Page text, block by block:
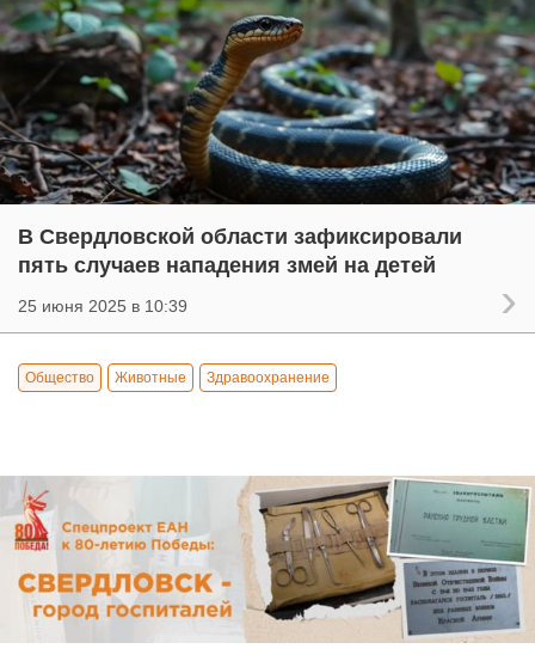
В Свердловской области зафиксировали
пять случаев нападения змей на детей
25 июня 2025 в 10:39
Общество Животные Здравоохранение